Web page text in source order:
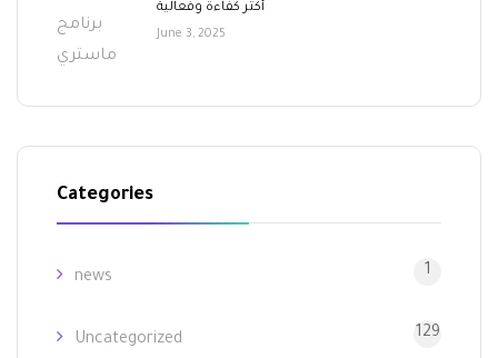
أكثر كفاءة وفعالية
June 3, 2025
Categories
news 1
Uncategorized 129